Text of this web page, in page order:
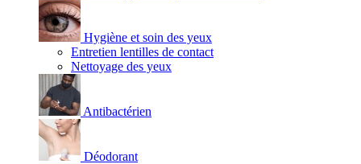
Hygiène et soin des yeux
Entretien lentilles de contact
Nettoyage des yeux
Antibactérien
Déodorant